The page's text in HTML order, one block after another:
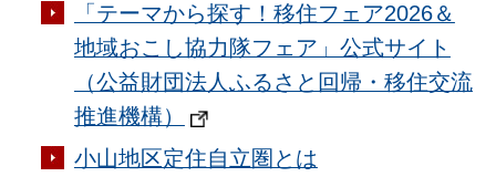
「テーマから探す！移住フェア2026＆
地域おこし協力隊フェア」公式サイト
（公益財団法人ふるさと回帰・移住交流
推進機構）
小山地区定住自立圏とは